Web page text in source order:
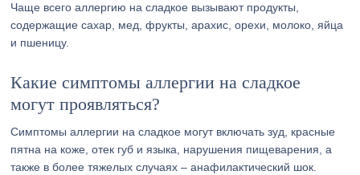
Чаще всего аллергию на сладкое вызывают продукты,
содержащие сахар, мед, фрукты, арахис, орехи, молоко, яйца
и пшеницу.
Какие симптомы аллергии на сладкое
могут проявляться?
Симптомы аллергии на сладкое могут включать зуд, красные
пятна на коже, отек губ и языка, нарушения пищеварения, а
также в более тяжелых случаях – анафилактический шок.